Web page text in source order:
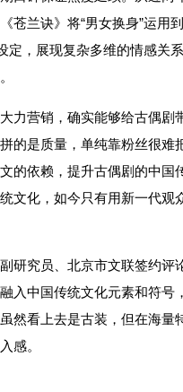
苍兰诀》将“男女换身”运用
定，展现复杂多维的情感关
力营销，确实能够给古偶
的是质量，单纯靠粉丝很难
的依赖，提升古偶剧的中
文化，如今只有用新一代
研究员、北京市文联签约评
入中国传统文化元素和符号
然看上去是古装，但在海
感。